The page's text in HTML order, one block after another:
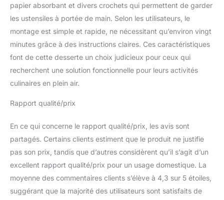
suffisant pour votre four
à pizza, votre bois de
chauffage, votre
barbecue ou votre
matériel de cuisine. Le
chariot modulaire
portable est équipé de 4
préparé une nappe en
PVC, un porte-serviettes
couteaux, un porte-
bidon de gaz et un
ouvre-bouteille. Capacité
de Charge Supérieure :
papier absorbant et divers crochets qui permettent de garder
les ustensiles à portée de main. Selon les utilisateurs, le
montage est simple et rapide, ne nécessitant qu’environ vingt
minutes grâce à des instructions claires. Ces caractéristiques
font de cette desserte un choix judicieux pour ceux qui
recherchent une solution fonctionnelle pour leurs activités
culinaires en plein air.
Rapport qualité/prix
En ce qui concerne le rapport qualité/prix, les avis sont
partagés. Certains clients estiment que le produit ne justifie
pas son prix, tandis que d’autres considèrent qu’il s’agit d’un
excellent rapport qualité/prix pour un usage domestique. La
moyenne des commentaires clients s’élève à 4,3 sur 5 étoiles,
suggérant que la majorité des utilisateurs sont satisfaits de